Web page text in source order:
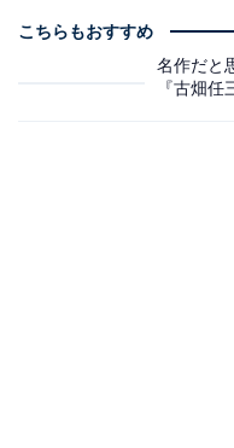
こちらもおすすめ
名作だと
『古畑